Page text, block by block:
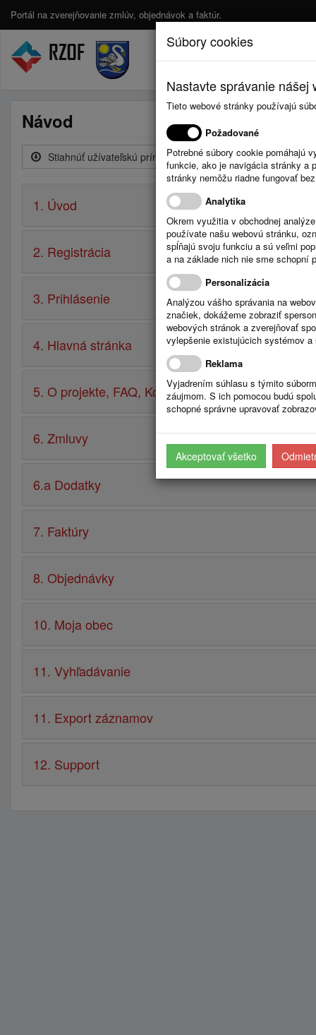
Portál na zverejňovanie zmlúv, objednávok a faktúr.
Návod
Stiahnúť užívateľskú príručku
1. Úvod
2. Registrácia
3. Prihlásenie
4. Hlavná stránka
5. O projekte, FAQ, Kontakt, Návod
6. Zmluvy
6.a Dodatky
7. Faktúry
8. Objednávky
10. Moja obec
11. Vyhľadávanie
11. Export záznamov
12. Support
Súbory cookies
Nastavte správanie
Tieto webové stránky používajú
Požadované
Potrebné súbory cookie pomáhajú
funkcie, ako je navigácia stránky a
stránky nemôžu riadne fungovať
Analytika
Okrem využitia v obchodnej
používate našu webovú stránku,
spĺňajú svoju funkciu a sú veľmi
a na základe nich nie sme schopní
Personalizácia
Analýzou vášho správania na
značiek, dokážeme zobraziť
webových stránok a zverejňovať
vylepšenie existujúcich systémov
Reklama
Vyjadrením súhlasu s týmito
záujmom. S ich pomocou budú
schopné správne upravovať
Akceptovať všetko